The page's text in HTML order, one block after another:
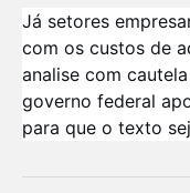
Já setores
com os custos de
analise com
governo federal
para que o texto